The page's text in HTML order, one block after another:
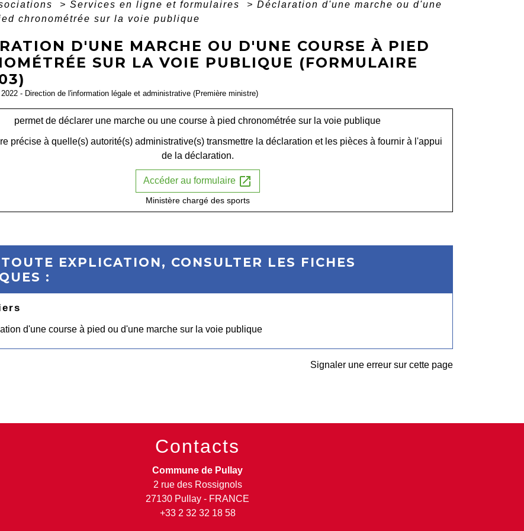
> Services en ligne et formulaires > Déclaration d'une marche ou d'une
chronométrée sur la voie publique
D'UNE MARCHE OU D'UNE COURSE À PIED
SUR LA VOIE PUBLIQUE (FORMULAIRE
- Direction de l'information légale et administrative (Première ministre)
permet de déclarer une marche ou une course à pied chronométrée sur la voie publique
précise à quelle(s) autorité(s) administrative(s) transmettre la déclaration et les pièces à fournir à l'appui
de la déclaration.
Accéder au formulaire open_in_new
Ministère chargé des sports
EXPLICATION, CONSULTER LES FICHES
:
d'une course à pied ou d'une marche sur la voie publique
Signaler une erreur sur cette page
Contacts
Commune de Pullay
2 rue des Rossignols
27130 Pullay - FRANCE
+33 2 32 32 18 58